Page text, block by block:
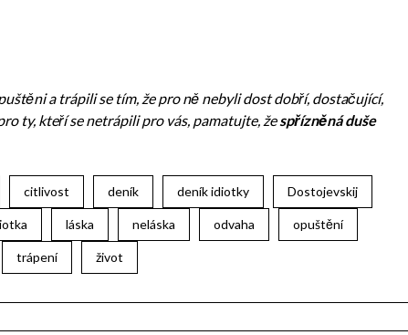
a trápili se tím, že pro ně nebyli dost dobří, dostačující,
ty, kteří se netrápili pro vás, pamatujte, žespřízněná duše
citlivost deník deník idiotky Dostojevskij
láska neláska odvaha opuštění
trápení život